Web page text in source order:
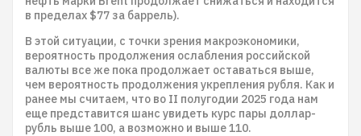
в пределах $77 за баррель).
В этой ситуации, с точки зрения макроэкономики,
вероятность продолжения ослабления российской
валюты все же пока продолжает оставаться выше,
чем вероятность продолжения укрепления рубля. Как и
ранее мы считаем, что во II полугодии 2025 года нам
еще представится шанс увидеть курс пары доллар-
рубль выше 100, а возможно и выше 110.